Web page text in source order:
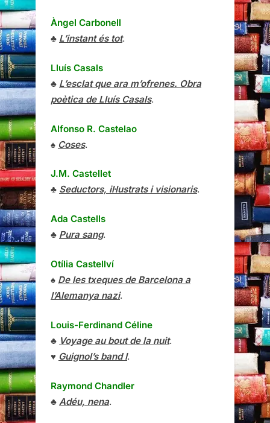
Àngel Carbonell
♣ L’instant és tot.
Lluís Casals
♣ L’esclat que ara m’ofrenes. Obra
poètica de Lluís Casals.
Alfonso R. Castelao
♠ Coses.
J.M. Castellet
♣ Seductors, il·lustrats i visionaris.
Ada Castells
♣ Pura sang.
Otília Castellví
♠ De les txeques de Barcelona a
l’Alemanya nazi.
Louis-Ferdinand Céline
♣ Voyage au bout de la nuit.
♥ Guignol’s band I.
Raymond Chandler
♣ Adéu, nena.